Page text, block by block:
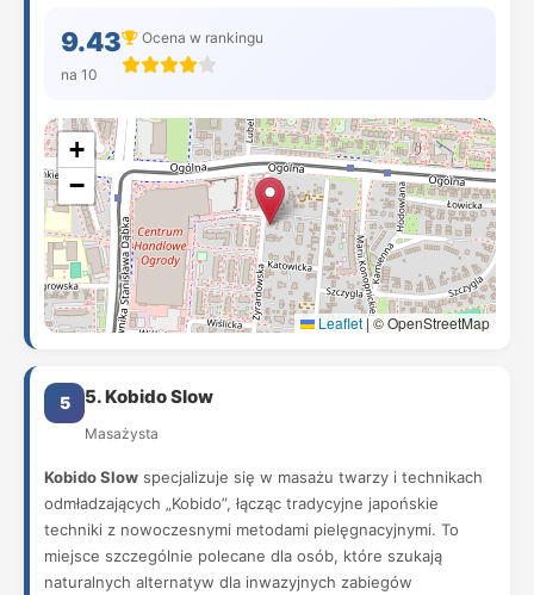
9.43
na 10
Ocena w rankingu
+
−
Leaflet |© OpenStreetMap
5 5. Kobido Slow
Masażysta
Kobido Slow specjalizuje się w masażu twarzy i technikach
odmładzających „Kobido”, łącząc tradycyjne japońskie
techniki z nowoczesnymi metodami pielęgnacyjnymi. To
miejsce szczególnie polecane dla osób, które szukają
naturalnych alternatyw dla inwazyjnych zabiegów